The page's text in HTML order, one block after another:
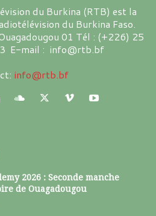
du Burkina (RTB) est la
du Burkina Faso.
01 Tél : (+226) 25
E-mail : info@rtb.bf
info@rtb.bf
2026 : Seconde manche
de Ouagadougou